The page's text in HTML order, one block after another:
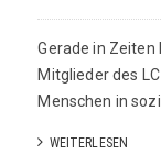
Gerade in
Mitglieder des
Menschen in
WEITERLESEN